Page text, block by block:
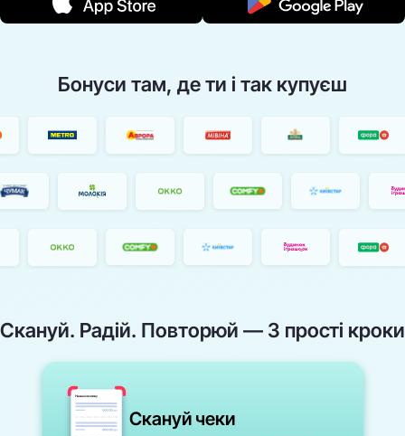
Бонуси там, де ти і так купуєш
Скануй. Радій. Повторюй — 3 прості кроки
Скануй чеки